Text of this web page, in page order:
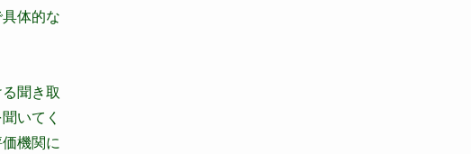
体的な
聞き取
いてく
機関に